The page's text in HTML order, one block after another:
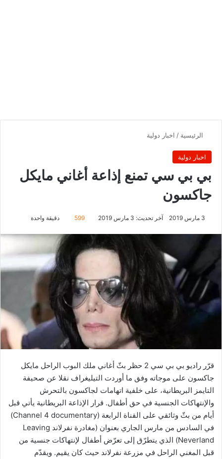
الرئيسية / اخبار دولية
اخبار دولية
بي بي سي تمنع إذاعة أغاني مايكل
جاكسون
3 مارس 2019 آخر تحديث: 3 مارس 2019 599 دقيقة واحدة
قرّر راديو بي بي سي 2 حظر بثّ أغاني ملك البوب الراحل مايكل
جاكسون على موجاته وفق ما أوردت التيليغراف نقلا عن صحيفة
التايمز البريطانية، على خلفية اتهامات لجاكسون بالتحرش
والإنتهاكات الجنسية في حق أطفال. قرار الإذاعة البريطانية يأتي قبل
أيام من بثّ وثائقي على القناة الرابعة (Channel 4 documentary)
في السادس من مارس الجاري بعنوان (مغادرة نفرلاند Leaving
Neverland) الذي يتطرّق إلى تعرّض أطفال لإنتهاكات جنسية من
قبل المغني الراحل في مزرعة نفرلاند حيث كان يقيم. ويقدّم